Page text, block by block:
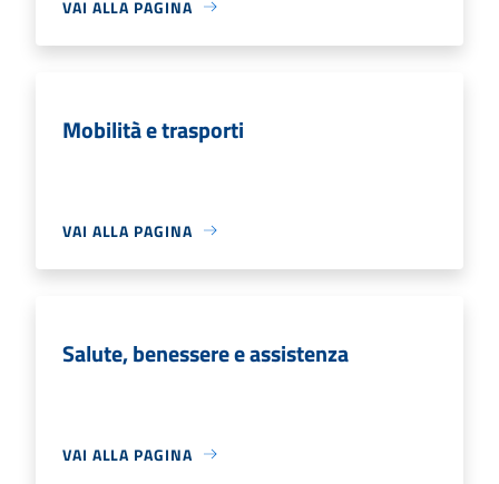
VAI ALLA PAGINA
Mobilità e trasporti
VAI ALLA PAGINA
Salute, benessere e assistenza
VAI ALLA PAGINA